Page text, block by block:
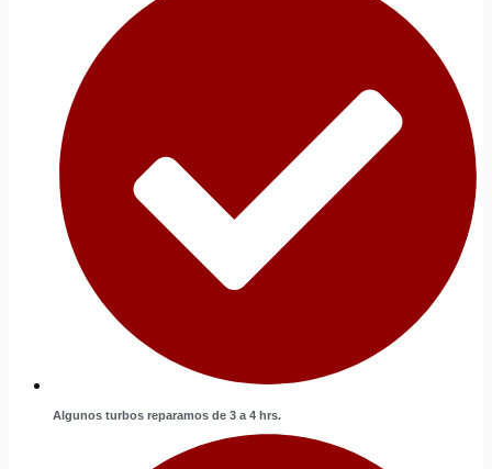
Algunos turbos reparamos de 3 a 4 hrs.